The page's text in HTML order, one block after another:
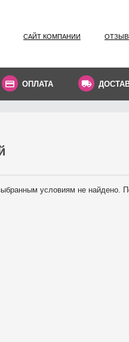
САЙТ КОМПАНИИ
ОПЛАТА
условиям не найдено.